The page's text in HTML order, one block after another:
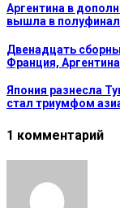
Аргентина в
вышла в
Двенадцать
Франция,
Япония разнесла
стал триумфом
1 комментарий